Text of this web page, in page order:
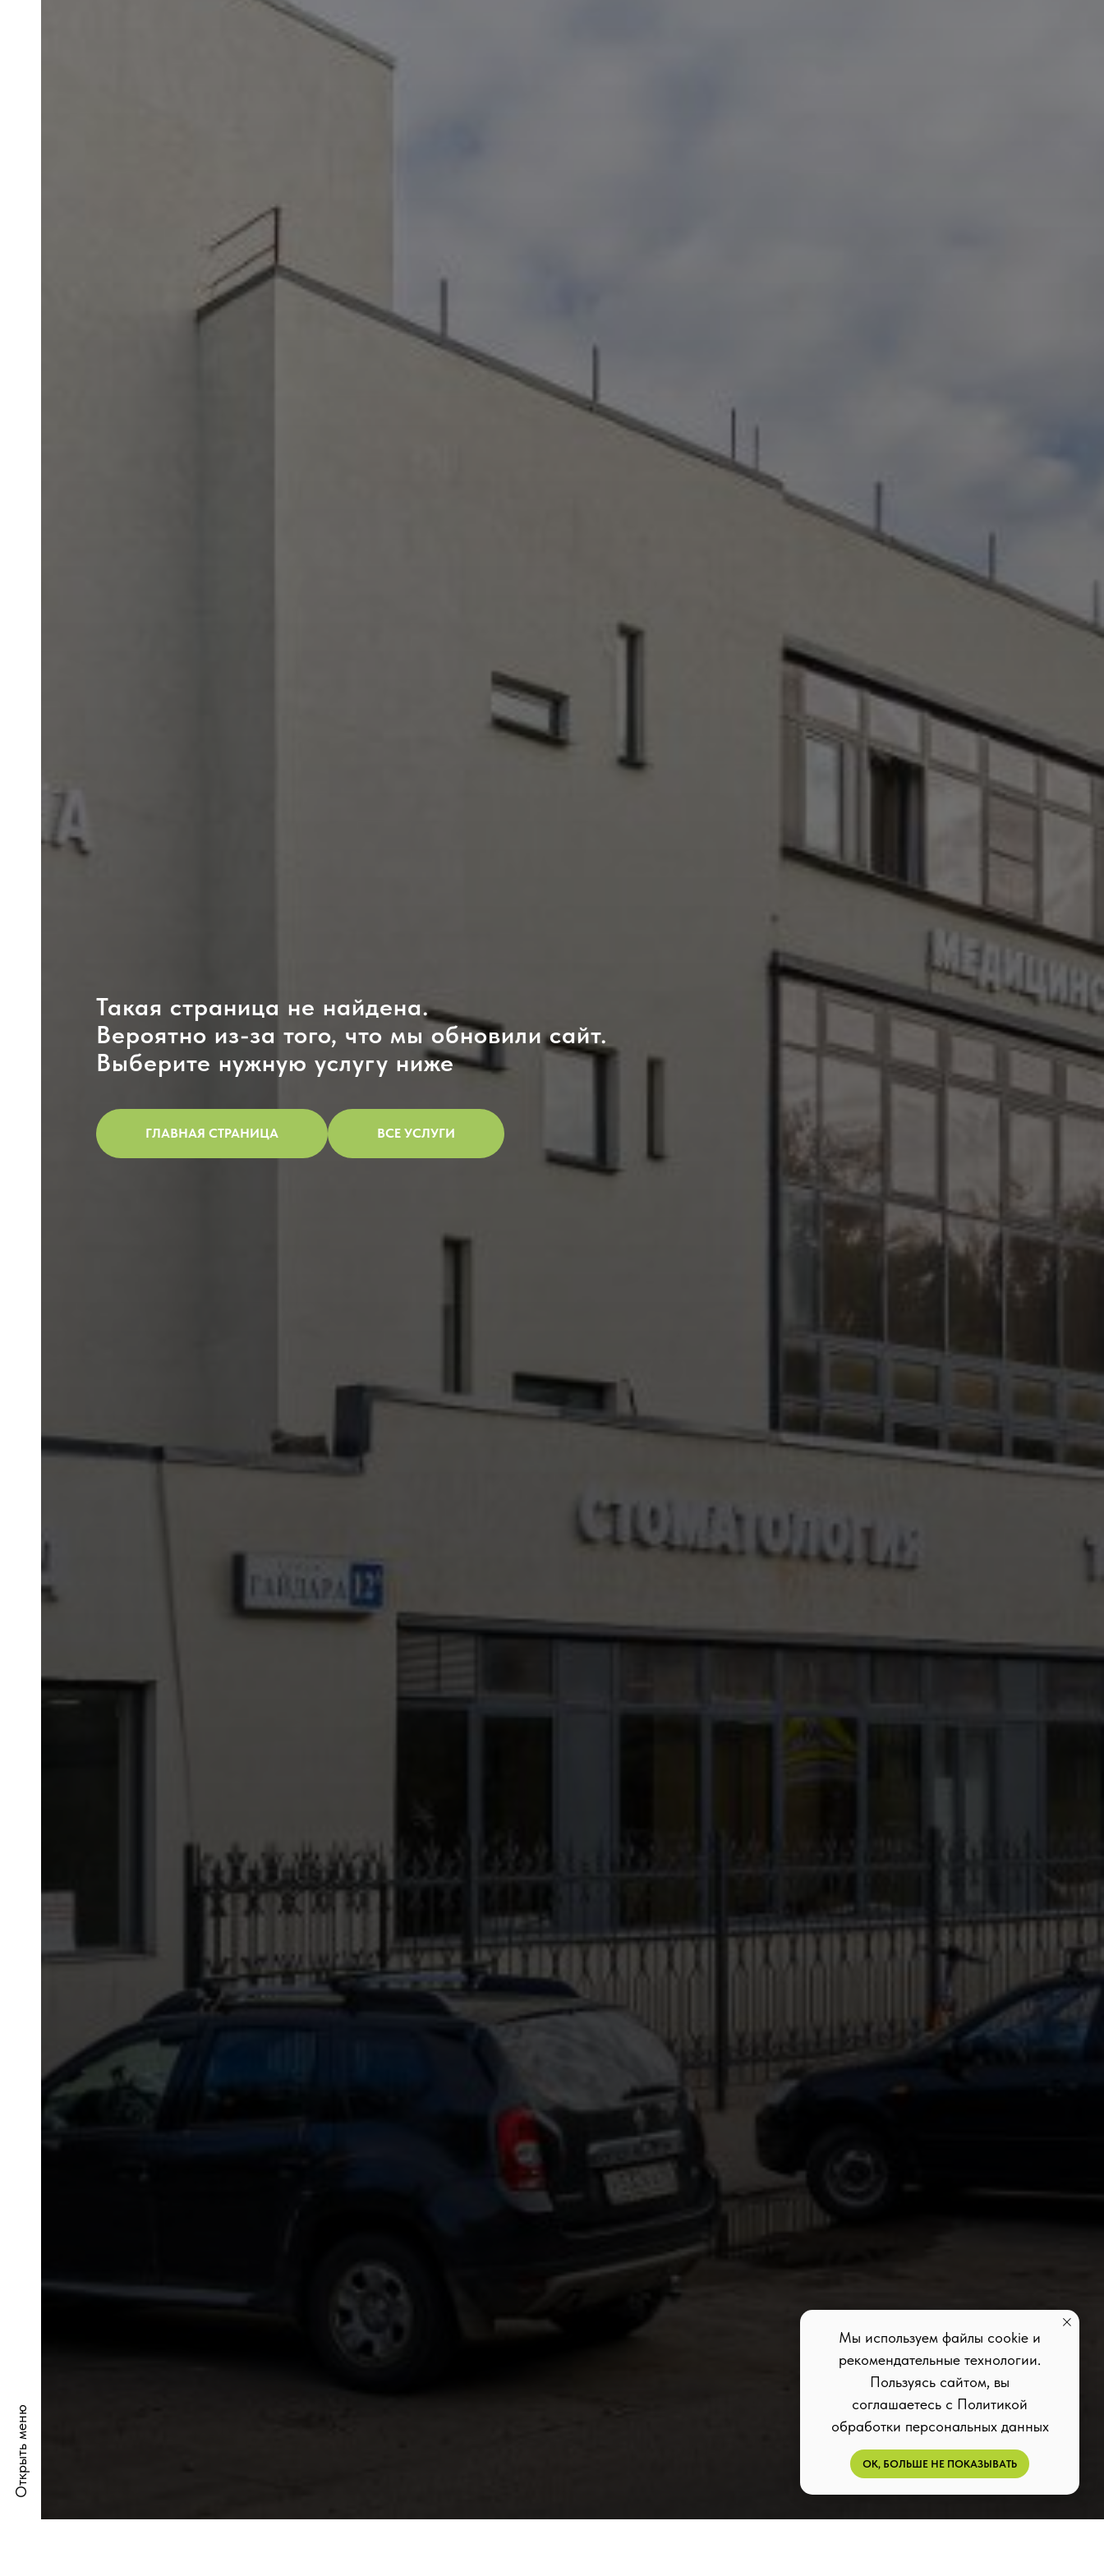
Открыть меню
Такая страница не найдена.
Вероятно из-за того, что мы обновили сайт.
Выберите нужную услугу ниже
ГЛАВНАЯ СТРАНИЦА ВСЕ УСЛУГИ
Мы используем файлы cookie и
рекомендательные технологии.
Пользуясь сайтом, вы
соглашаетесь с Политикой
обработки персональных данных
ОК, БОЛЬШЕ НЕ ПОКАЗЫВАТЬ